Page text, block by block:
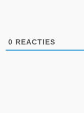
0 REACTIES